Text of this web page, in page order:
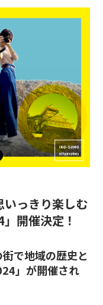
っきり楽しむ
開催決定！
で地域の歴史と
」が開催され